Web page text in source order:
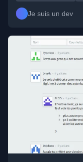
Je suis un dev